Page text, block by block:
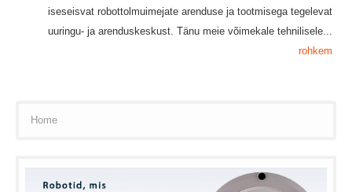
iseseisvat robottolmuimejate arenduse ja tootmisega tegelevat
uuringu- ja arenduskeskust. Tänu meie võimekale tehnilisele...
rohkem
Home